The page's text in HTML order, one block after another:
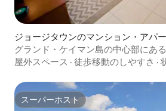
ジョージタウンのマンション・アパ
グランド・ケイマン島の中心部にあ
屋外スペース · 徒歩移動のしやすさ ·
スーパーホスト
スーパーホスト